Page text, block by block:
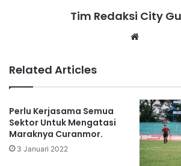
Tim Redaksi City
Related Articles
Perlu Kerjasama Semua
Sektor Untuk Mengatasi
Maraknya Curanmor.
3 Januari 2022